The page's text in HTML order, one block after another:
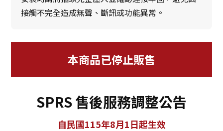
接觸不完全造成無聲、斷訊或功能異常。
本商品已停止販售
SPRS 售後服務調整公告
自民國115年8月1日起生效